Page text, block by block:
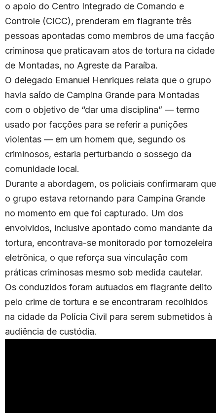
o apoio do Centro Integrado de Comando e
Controle (CICC), prenderam em flagrante três
pessoas apontadas como membros de uma facção
criminosa que praticavam atos de tortura na cidade
de Montadas, no Agreste da Paraíba.
O delegado Emanuel Henriques relata que o grupo
havia saído de Campina Grande para Montadas
com o objetivo de “dar uma disciplina” — termo
usado por facções para se referir a punições
violentas — em um homem que, segundo os
criminosos, estaria perturbando o sossego da
comunidade local.
Durante a abordagem, os policiais confirmaram que
o grupo estava retornando para Campina Grande
no momento em que foi capturado. Um dos
envolvidos, inclusive apontado como mandante da
tortura, encontrava-se monitorado por tornozeleira
eletrônica, o que reforça sua vinculação com
práticas criminosas mesmo sob medida cautelar.
Os conduzidos foram autuados em flagrante delito
pelo crime de tortura e se encontraram recolhidos
na cidade da Polícia Civil para serem submetidos à
audiência de custódia.